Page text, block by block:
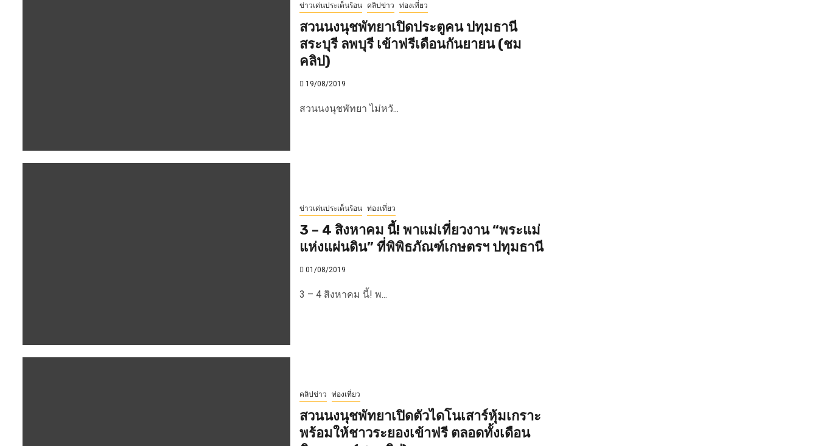
ข่าวเด่นประเด็นร้อน คลิปข่าว ท่องเที่ยว
สวนนงนุชพัทยาเปิดประตูคน ปทุมธานี
สระบุรี ลพบุรี เข้าฟรีเดือนกันยายน (ชม
คลิป)
19/08/2019
สวนนงนุชพัทยา ไม่หวั...
ข่าวเด่นประเด็นร้อน ท่องเที่ยว
3 – 4 สิงหาคม นี้! พาแม่เที่ยวงาน “พระแม่
แห่งแผ่นดิน” ที่พิพิธภัณฑ์เกษตรฯ ปทุมธานี
01/08/2019
3 – 4 สิงหาคม นี้! พ...
คลิปข่าว ท่องเที่ยว
สวนนงนุชพัทยาเปิดตัวไดโนเสาร์หุ้มเกราะ
พร้อมให้ชาวระยองเข้าฟรี ตลอดทั้งเดือน